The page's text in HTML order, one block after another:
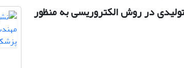
در روش الکتروریسی به منظور